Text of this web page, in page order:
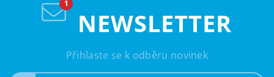
NEWSLETTER
Přihlaste se k odběru novinek